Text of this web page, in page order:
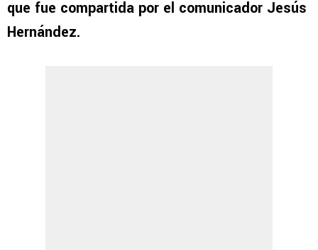
que fue compartida por el comunicador Jesús
Hernández.